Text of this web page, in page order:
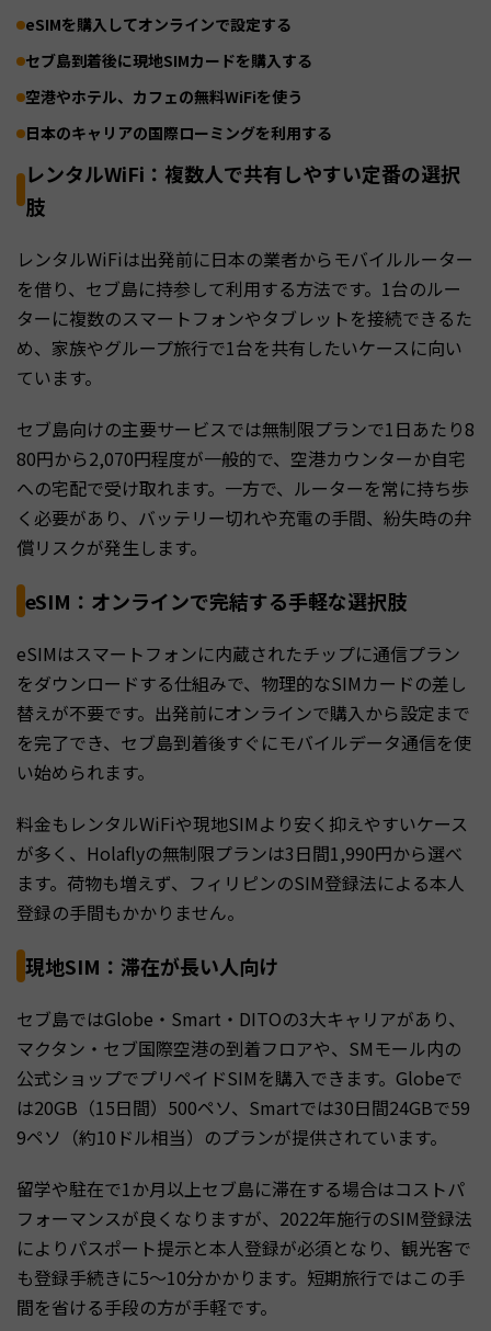
eSIMを購入してオンラインで設定する
セブ島到着後に現地SIMカードを購入する
空港やホテル、カフェの無料WiFiを使う
日本のキャリアの国際ローミングを利用する
レンタルWiFi：複数人で共有しやすい定番の選択
肢
レンタルWiFiは出発前に日本の業者からモバイルルーター
を借り、セブ島に持参して利用する方法です。1台のルー
ターに複数のスマートフォンやタブレットを接続できるた
め、家族やグループ旅行で1台を共有したいケースに向い
ています。
セブ島向けの主要サービスでは無制限プランで1日あたり8
80円から2,070円程度が一般的で、空港カウンターか自宅
への宅配で受け取れます。一方で、ルーターを常に持ち歩
く必要があり、バッテリー切れや充電の手間、紛失時の弁
償リスクが発生します。
eSIM：オンラインで完結する手軽な選択肢
eSIMはスマートフォンに内蔵されたチップに通信プラン
をダウンロードする仕組みで、物理的なSIMカードの差し
替えが不要です。出発前にオンラインで購入から設定まで
を完了でき、セブ島到着後すぐにモバイルデータ通信を使
い始められます。
料金もレンタルWiFiや現地SIMより安く抑えやすいケース
が多く、Holaflyの無制限プランは3日間1,990円から選べ
ます。荷物も増えず、フィリピンのSIM登録法による本人
登録の手間もかかりません。
現地SIM：滞在が長い人向け
セブ島ではGlobe・Smart・DITOの3大キャリアがあり、
マクタン・セブ国際空港の到着フロアや、SMモール内の
公式ショップでプリペイドSIMを購入できます。Globeで
は20GB（15日間）500ペソ、Smartでは30日間24GBで59
9ペソ（約10ドル相当）のプランが提供されています。
留学や駐在で1か月以上セブ島に滞在する場合はコストパ
フォーマンスが良くなりますが、2022年施行のSIM登録法
によりパスポート提示と本人登録が必須となり、観光客で
も登録手続きに5〜10分かかります。短期旅行ではこの手
間を省ける手段の方が手軽です。